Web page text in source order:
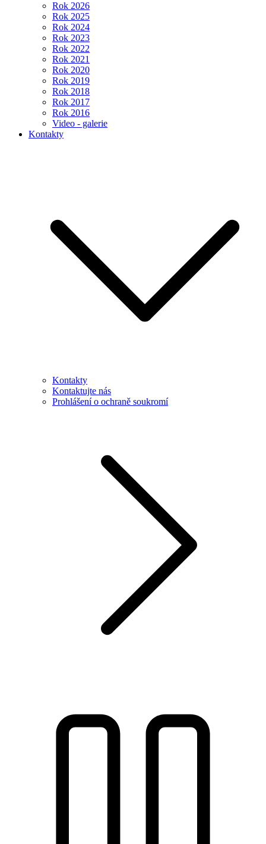
Rok 2026
Rok 2025
Rok 2024
Rok 2023
Rok 2022
Rok 2021
Rok 2020
Rok 2019
Rok 2018
Rok 2017
Rok 2016
Video - galerie
Kontakty
Kontakty
Kontaktujte nás
Prohlášení o ochraně soukromí